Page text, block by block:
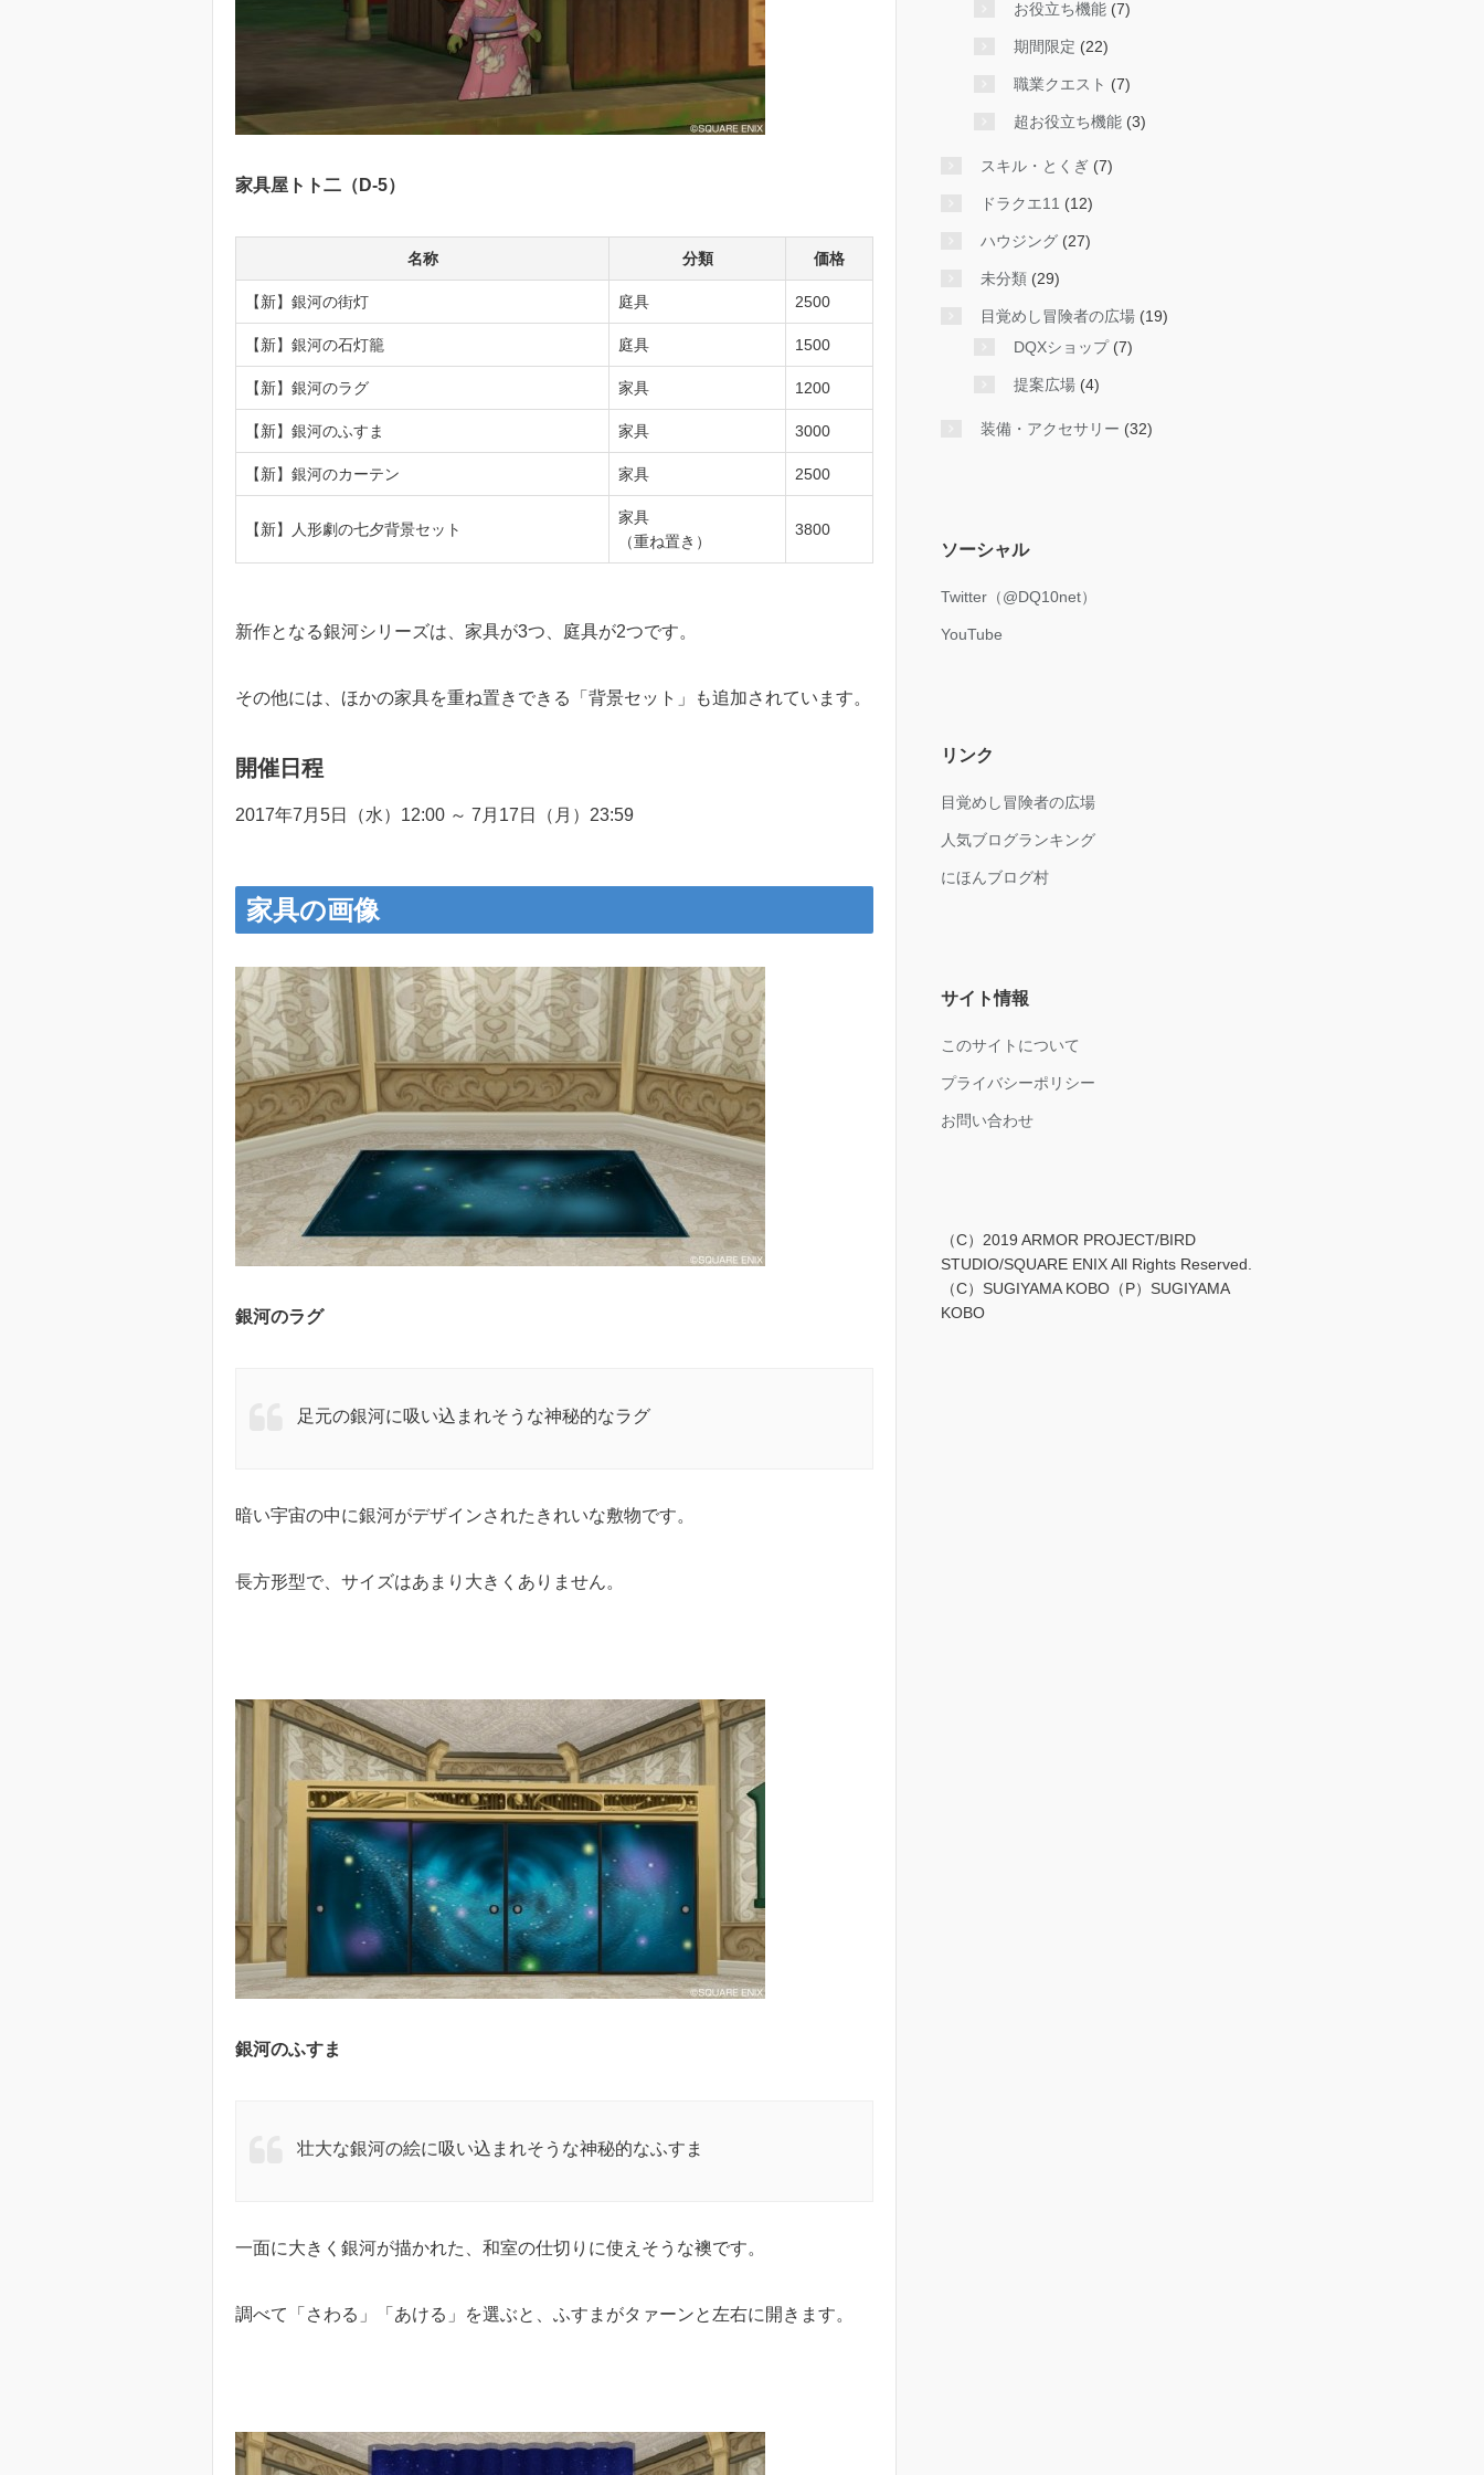
家具屋トト二（D-5）
名称 分類 価格
【新】銀河の街灯 庭具 2500
【新】銀河の石灯籠 庭具 1500
【新】銀河のラグ 家具 1200
【新】銀河のふすま 家具 3000
【新】銀河のカーテン 家具 2500
【新】人形劇の七夕背景セット
家具
（重ね置き）
3800
新作となる銀河シリーズは、家具が3つ、庭具が2つです。
その他には、ほかの家具を重ね置きできる「背景セット」も追加されています。
開催日程
2017年7月5日（水）12:00 ～ 7月17日（月）23:59
家具の画像
銀河のラグ
足元の銀河に吸い込まれそうな神秘的なラグ
暗い宇宙の中に銀河がデザインされたきれいな敷物です。
長方形型で、サイズはあまり大きくありません。
銀河のふすま
壮大な銀河の絵に吸い込まれそうな神秘的なふすま
一面に大きく銀河が描かれた、和室の仕切りに使えそうな襖です。
調べて「さわる」「あける」を選ぶと、ふすまがタァーンと左右に開きます。
お役立ち機能 (7)
期間限定 (22)
職業クエスト (7)
超お役立ち機能 (3)
スキル・とくぎ (7)
ドラクエ11 (12)
ハウジング (27)
未分類 (29)
目覚めし冒険者の広場 (19)
DQXショップ(7)
提案広場 (4)
装備・アクセサリー (32)
ソーシャル
Twitter（@DQ10net）
YouTube
リンク
目覚めし冒険者の広場
人気ブログランキング
にほんブログ村
サイト情報
このサイトについて
プライバシーポリシー
お問い合わせ
（C）2019 ARMOR PROJECT/BIRD
STUDIO/SQUARE ENIX All Rights Reserved.
（C）SUGIYAMA KOBO（P）SUGIYAMA
KOBO